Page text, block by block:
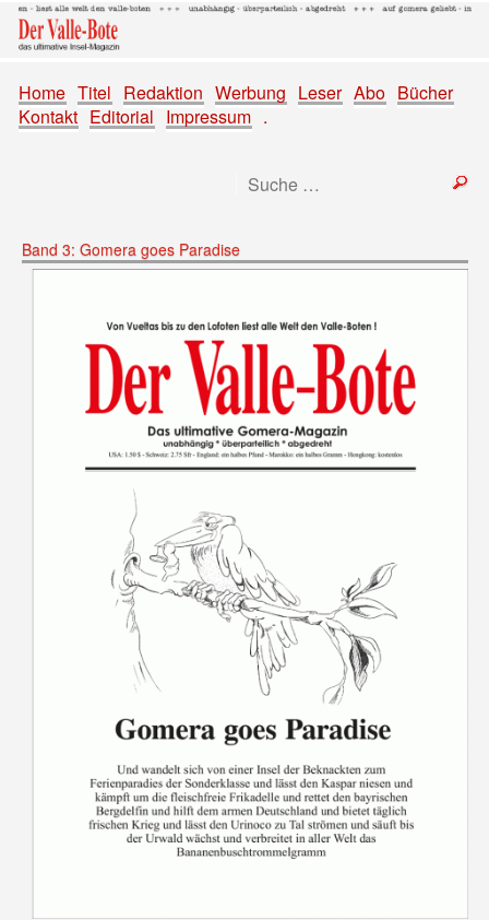
Home Titel Redaktion Werbung Leser Abo Bücher
Kontakt Editorial Impressum .
Band 3: Gomera goes Paradise